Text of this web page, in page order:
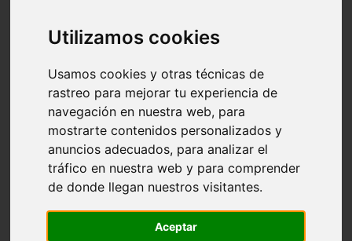
Utilizamos cookies
Usamos cookies y otras técnicas de
rastreo para mejorar tu experiencia de
navegación en nuestra web, para
mostrarte contenidos personalizados y
anuncios adecuados, para analizar el
tráfico en nuestra web y para comprender
de donde llegan nuestros visitantes.
Aceptar
Valencia - valencia
Málaga - nerja
A-coruña - santiago-de-compostela
Tarragona - tarragona
Asturias - gijón
Girona - figueres
Madrid - leganés
Almería - roquetas-de-mar
Girona - tossa-de-mar
Barcelona - sant-cugat-del-vallès
Alicante - l39alfàs-del-pi
Barcelona - vilanova-i-la-geltrú